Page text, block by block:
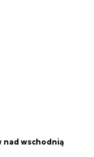
nad wschodnią